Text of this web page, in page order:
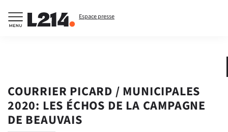
Espace presse
COURRIER PICARD / MUNICIPALES
2020: LES ÉCHOS DE LA CAMPAGNE
DE BEAUVAIS